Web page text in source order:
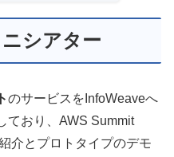
シアター
のサービスをInfoWeaveへ
ており、AWS Summit
介とプロトタイプのデモ